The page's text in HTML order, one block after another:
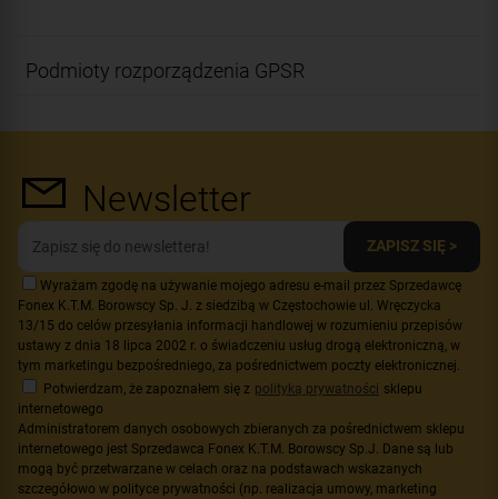
Podmioty rozporządzenia GPSR
Newsletter
ZAPISZ SIĘ >
Wyrażam zgodę na używanie mojego adresu e-mail przez Sprzedawcę
Fonex K.T.M. Borowscy Sp. J. z siedzibą w Częstochowie ul. Wręczycka
13/15 do celów przesyłania informacji handlowej w rozumieniu przepisów
ustawy z dnia 18 lipca 2002 r. o świadczeniu usług drogą elektroniczną, w
tym marketingu bezpośredniego, za pośrednictwem poczty elektronicznej.
Potwierdzam, że zapoznałem się z polityką prywatności sklepu
internetowego
Administratorem danych osobowych zbieranych za pośrednictwem sklepu
internetowego jest Sprzedawca Fonex K.T.M. Borowscy Sp.J. Dane są lub
mogą być przetwarzane w celach oraz na podstawach wskazanych
szczegółowo w polityce prywatności (np. realizacja umowy, marketing